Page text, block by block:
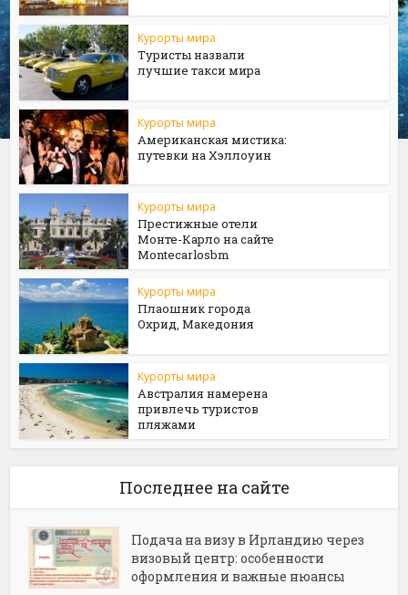
Курорты мира
Туристы назвали
лучшие такси мира
Курорты мира
Американская мистика:
путевки на Хэллоуин
Курорты мира
Престижные отели
Монте-Карло на сайте
Мontecarlosbm
Курорты мира
Плаошник города
Охрид, Македония
Курорты мира
Австралия намерена
привлечь туристов
пляжами
Последнее на сайте
Подача на визу в Ирландию через
визовый центр: особенности
оформления и важные нюансы